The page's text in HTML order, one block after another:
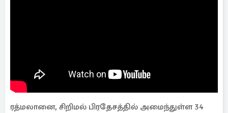
ரத்மலானை, சிறிமல் பிரதேசத்தில் அமைந்துள்ள 34